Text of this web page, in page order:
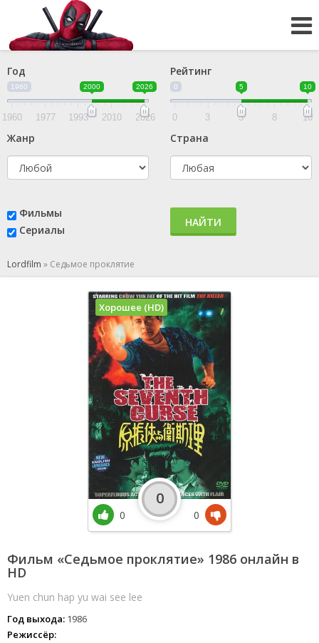
Год
1960 2000 2026
1960 1977 1993 2010 2026
Рейтинг
0 5 10
0 3 5 8 10
Жанр Страна
Фильмы
Сериалы
НАЙТИ
Lordfilm » Седьмое проклятие
Фильм «Седьмое проклятие» 1986 онлайн в
HD
Yuen chun hap yu wai see lee
Год выхода: 1986
Режиссёр:
Хорошее (HD)
0
0
0